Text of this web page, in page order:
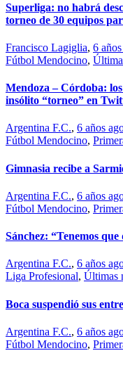
Superliga: no habrá
torneo de 30 equipos
Francisco Lagiglia, 6
Fútbol Mendocino,
Mendoza – Córdoba:
insólito “torneo” en
Argentina F.C., 6 años
Fútbol Mendocino,
Gimnasia recibe a
Argentina F.C., 6 años
Fútbol Mendocino,
Sánchez: “Tenemos
Argentina F.C., 6 años
Liga Profesional, Últimas
Boca suspendió sus
Argentina F.C., 6 años
Fútbol Mendocino,